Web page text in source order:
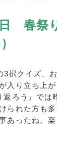
春祭
3択クイズ、
入り立ち上
返ろう』では
られた方も
あったね。